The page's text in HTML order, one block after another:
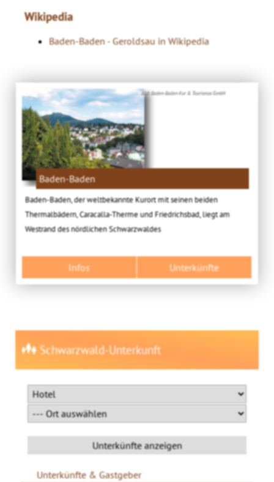
Wikipedia
Baden-Baden - Geroldsau in Wikipedia
Bild: Baden-Baden Kur & Tourismus GmbH
Baden-Baden
Baden-Baden, der weltbekannte Kurort mit seinen beiden
Thermalbädern, Caracalla-Therme und Friedrichsbad, liegt am
Westrand des nördlichen Schwarzwaldes
Infos Unterkünfte
Schwarzwald-Unterkunft
Unterkünfte & Gastgeber